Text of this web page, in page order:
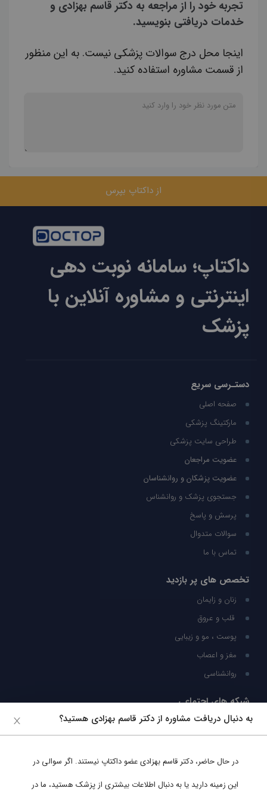
تجربه خود را از مراجعه به دکتر قاسم بهزادی و
خدمات دریافتی بنویسید.
اینجا محل درج سوالات پزشکی نیست. به این منظور
از قسمت مشاوره استفاده کنید.
از داکتاپ بپرس
داکتاپ؛ سامانه نوبت دهی
اینترنتی و مشاوره آنلاین با
پزشک
دستـرسی سریع
صفحه اصلی
مارکتینگ پزشکی
طراحی سایت پزشکی
عضویت مراجعان
عضویت پزشکان و روانشناسان
جستجوی پزشک و روانشناس
پرسش و پاسخ
سوالات متدوال
تماس با ما
تخصص های پر بازدید
زنان و زایمان
قلب و عروق
پوست ، مو و زیبایی
مغز و اعصاب
روانشناسی
شبکه های اجتماعی
ما را در شبکه های اجتماعی دنبال کنید
به دنبال دریافت مشاوره از دکتر قاسم بهزادی هستید؟
در حال حاضر، دکتر قاسم بهزادیعضو داکتاپ نیستند. اگر سوالی در
این زمینه دارید یا به دنبال اطلاعات بیشتری از پزشک هستید، ما در